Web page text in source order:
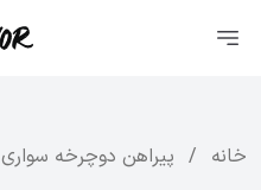
خانه / پیراهن دوچرخه سواری